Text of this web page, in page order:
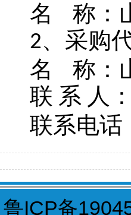
名
称：
2、采购
名
称 ：
联 系 人
联系电话
鲁ICP备